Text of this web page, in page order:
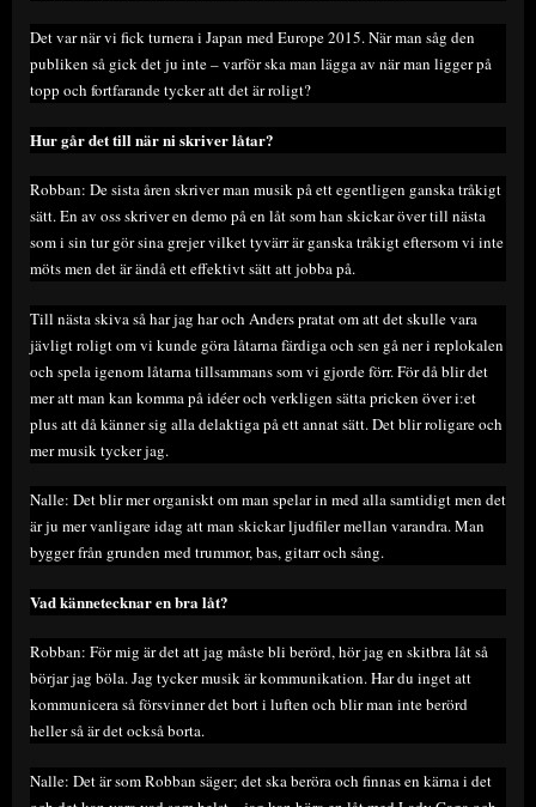
Det var när vi fick turnera i Japan med Europe 2015. När man såg den
publiken så gick det ju inte – varför ska man lägga av när man ligger på
topp och fortfarande tycker att det är roligt?
Hur går det till när ni skriver låtar?
Robban: De sista åren skriver man musik på ett egentligen ganska tråkigt
sätt. En av oss skriver en demo på en låt som han skickar över till nästa
som i sin tur gör sina grejer vilket tyvärr är ganska tråkigt eftersom vi inte
möts men det är ändå ett effektivt sätt att jobba på.
Till nästa skiva så har jag har och Anders pratat om att det skulle vara
jävligt roligt om vi kunde göra låtarna färdiga och sen gå ner i replokalen
och spela igenom låtarna tillsammans som vi gjorde förr. För då blir det
mer att man kan komma på idéer och verkligen sätta pricken över i:et
plus att då känner sig alla delaktiga på ett annat sätt. Det blir roligare och
mer musik tycker jag.
Nalle: Det blir mer organiskt om man spelar in med alla samtidigt men det
är ju mer vanligare idag att man skickar ljudfiler mellan varandra. Man
bygger från grunden med trummor, bas, gitarr och sång.
Vad kännetecknar en bra låt?
Robban: För mig är det att jag måste bli berörd, hör jag en skitbra låt så
börjar jag böla. Jag tycker musik är kommunikation. Har du inget att
kommunicera så försvinner det bort i luften och blir man inte berörd
heller så är det också borta.
Nalle: Det är som Robban säger; det ska beröra och finnas en kärna i det